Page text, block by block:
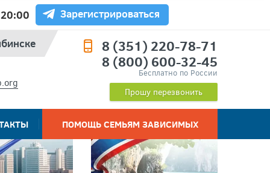
20:00 Зарегистрироваться
8 (351) 220-78-71
8 (800) 600-32-45
Бесплатно по России
Прошу перезвонить
Видео отзывы
Сроки и гарантии
ПОМОЩЬ СЕМЬЯМ ЗАВИСИМЫХ